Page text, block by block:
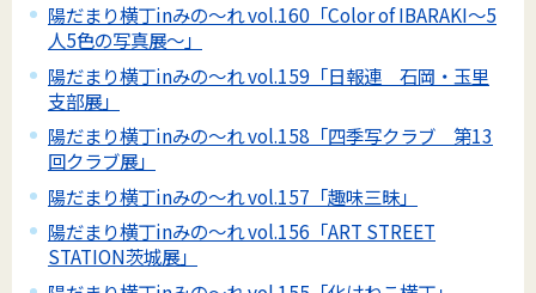
陽だまり横丁inみの～れ vol.160「Color of IBARAKI～5
人5色の写真展～」
陽だまり横丁inみの～れ vol.159「日報連 石岡・玉里
支部展」
陽だまり横丁inみの～れ vol.158「四季写クラブ 第13
回クラブ展」
陽だまり横丁inみの～れ vol.157「趣味三昧」
陽だまり横丁inみの～れ vol.156「ART STREET
STATION茨城展」